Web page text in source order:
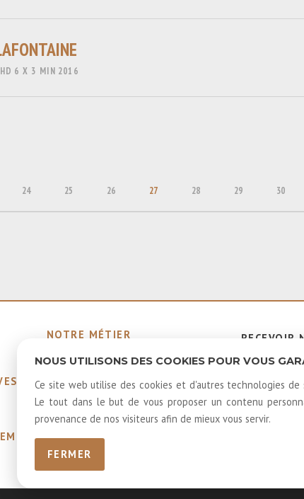
HD 6 X 3 MIN 2016
24 25 26 27 28 29 30
NOTRE MÉTIER
HONORAIRES
40 ANS D'HISTOIRE
LOUER NOS SALLES
LOGOS
RECEVOIR
NOUS UTILISONS DES COOKIES POUR VOUS
Ce site web utilise des cookies et d'autres technologies
Le tout dans le but de vous proposer un contenu
provenance de nos visiteurs afin de mieux vous servir.
FERMER